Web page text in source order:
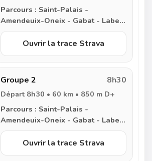
Parcours :
Amendeuix-Oneix - Gabat - Labets
- Masparraute - Arraute-Charritte
- Bergouey-Villenave - Arancou -
Labastide-Villefranche - Escos -
Domezain - Behasque - Saint-
Palais
Ouvrir la trace Strava
Groupe 2 8h30
Départ 8h30 • 60 km • 850 m D+
Parcours :
Amendeuix-Oneix - Gabat - Labets
- Masparraute - Arraute-Charritte
- Bergouey-Villenave - Arancou -
Labastide-Villefranche - Escos -
Ouvrir la trace Strava